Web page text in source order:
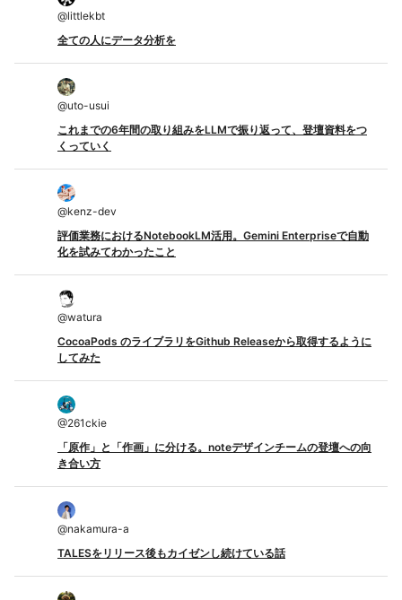
@littlekbt
全ての人にデータ分析を
@uto-usui
これまでの6年間の取り組みをLLMで振り返って、登壇資料をつ
くっていく
@kenz-dev
評価業務におけるNotebookLM活用。Gemini Enterpriseで自動
化を試みてわかったこと
@watura
CocoaPods のライブラリをGithub Releaseから取得するように
してみた
@261ckie
「原作」と「作画」に分ける。noteデザインチームの登壇への向
き合い方
@nakamura-a
TALESをリリース後もカイゼンし続けている話